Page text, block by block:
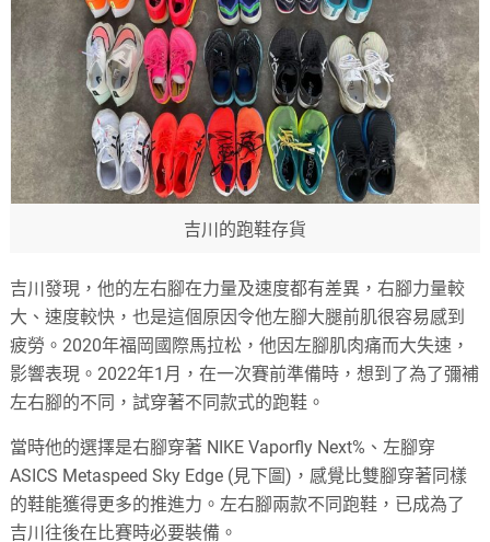
吉川的跑鞋存貨
吉川發現，他的左右腳在力量及速度都有差異，右腳力量較
大、速度較快，也是這個原因令他左腳大腿前肌很容易感到
疲勞。2020年福岡國際馬拉松，他因左腳肌肉痛而大失速，
影響表現。2022年1月，在一次賽前準備時，想到了為了彌補
左右腳的不同，試穿著不同款式的跑鞋。
當時他的選擇是右腳穿著 NIKE Vaporfly Next%、左腳穿
ASICS Metaspeed Sky Edge (見下圖)，感覺比雙腳穿著同樣
的鞋能獲得更多的推進力。左右腳兩款不同跑鞋，已成為了
吉川往後在比賽時必要裝備。